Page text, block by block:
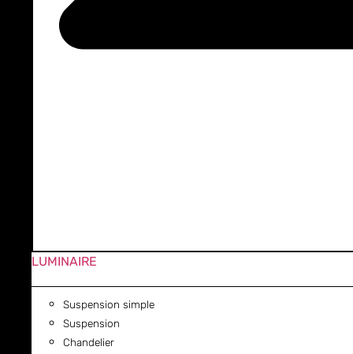
LUMINAIRE
Suspension simple
Suspension
Chandelier